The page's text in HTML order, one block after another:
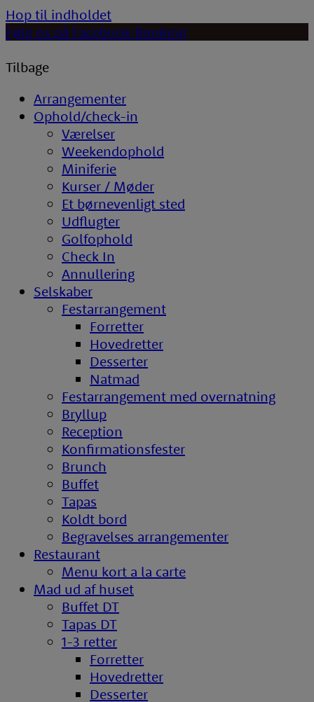
Hop til indholdet
Følg os på Facebook Booking
Tilbage
Arrangementer
Ophold/check-in
Værelser
Weekendophold
Miniferie
Kurser / Møder
Et børnevenligt sted
Udflugter
Golfophold
Check In
Annullering
Selskaber
Festarrangement
Forretter
Hovedretter
Desserter
Natmad
Festarrangement med overnatning
Bryllup
Reception
Konfirmationsfester
Brunch
Buffet
Tapas
Koldt bord
Begravelses arrangementer
Restaurant
Menu kort a la carte
Mad ud af huset
Buffet DT
Tapas DT
1-3 retter
Forretter
Hovedretter
Desserter